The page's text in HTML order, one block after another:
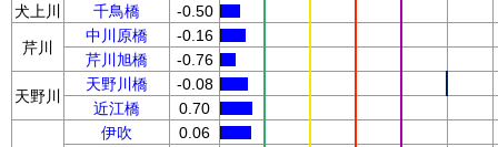
犬上川
千鳥橋 -0.50
芹川
中川原橋
-0.16
芹川旭橋
-0.76
天野川
天野川橋
-0.08
近江橋
0.70
伊吹
0.06